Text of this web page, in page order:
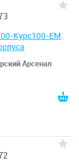
Курс100-EM
Арсенал